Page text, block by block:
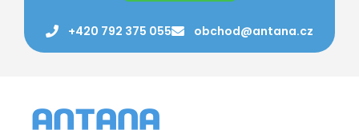
Provozovatelem webových stránek je společnost